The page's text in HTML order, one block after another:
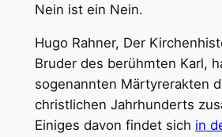
Nein ist ein Nein.
Hugo Rahner, Der
Bruder des berühmten Karl,
sogenannten Märtyrerakten
christlichen Jahrhunderts
Einiges davon findet sich in